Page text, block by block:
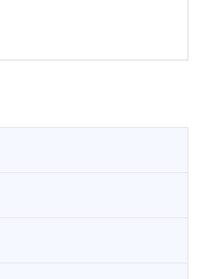
UV Maruziyeti